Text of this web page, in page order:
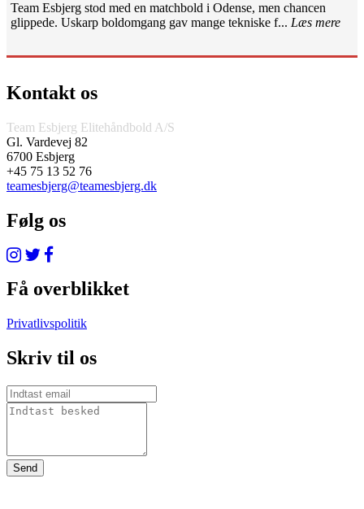
Team Esbjerg stod med en matchbold i Odense, men chancen
glippede. Uskarp boldomgang gav mange tekniske f... Læs mere
Kontakt os
Team Esbjerg Elitehåndbold A/S
Gl. Vardevej 82
6700 Esbjerg
+45 75 13 52 76
teamesbjerg@teamesbjerg.dk
Følg os
Få overblikket
Privatlivspolitik
Skriv til os